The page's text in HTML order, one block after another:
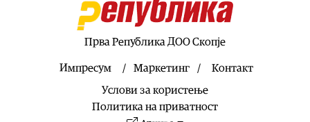
Ал Арабија: Иран и Оман ја усогласија рамката за
отворање на Ормуската Теснина
Грците спречиле во Нови Сад да се постави
Детали за сообраќајката кај Битола, познат
Прва Република ДОО Скопје
Импресум Маркетинг
Контакт
Услови за користење
Политика на приватност